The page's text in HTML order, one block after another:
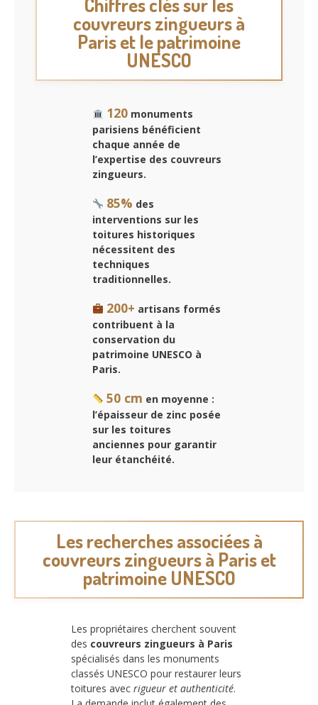
Chiffres clés sur les
couvreurs zingueurs à
Paris et le patrimoine
UNESCO
120monuments
parisiens bénéficient
chaque année de
l’expertise des couvreurs
zingueurs.
85% des
interventions sur les
toitures historiques
nécessitent des
techniques
traditionnelles.
200+ artisans formés
contribuent à la
conservation du
patrimoine UNESCO à
Paris.
50 cm en moyenne :
l’épaisseur de zinc posée
sur les toitures
anciennes pour garantir
leur étanchéité.
Les recherches associées à
couvreurs zingueurs à Paris et
patrimoine UNESCO
Les propriétaires cherchent souvent
des couvreurs zingueurs à Paris
spécialisés dans les monuments
classés UNESCO pour restaurer leurs
toitures avec rigueur et authenticité.